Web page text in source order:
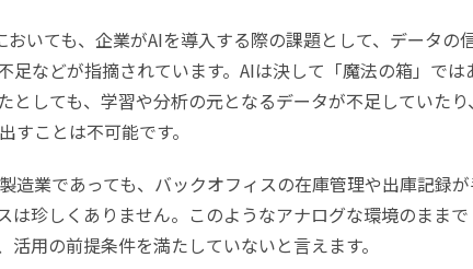
おいても、企業がAIを導入する際の課題として、データの
などが指摘されています。AIは決して「魔法の箱」では
としても、学習や分析の元となるデータが不足していたり
ことは不可能です。
造業であっても、バックオフィスの在庫管理や出庫記録
は珍しくありません。このようなアナログな環境のままで
用の前提条件を満たしていないと言えます。